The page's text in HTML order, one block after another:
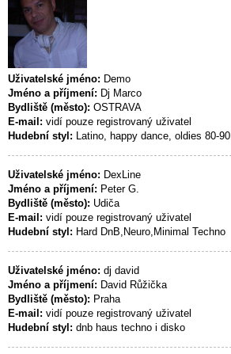
Uživatelské jméno: Demo
Jméno a příjmení: Dj Marco
Bydliště (město): OSTRAVA
E-mail: vidí pouze registrovaný uživatel
Hudební styl: Latino, happy dance, oldies 80-90
Uživatelské jméno: DexLine
Jméno a příjmení: Peter G.
Bydliště (město): Udiča
E-mail: vidí pouze registrovaný uživatel
Hudební styl: Hard DnB,Neuro,Minimal Techno
Uživatelské jméno: dj david
Jméno a příjmení: David Růžička
Bydliště (město): Praha
E-mail: vidí pouze registrovaný uživatel
Hudební styl: dnb haus techno i disko